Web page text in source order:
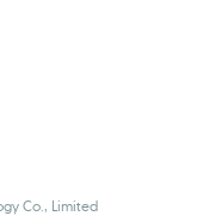
Co., Limited